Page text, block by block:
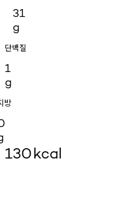
31
g
단백질
1
g
방
130kcal